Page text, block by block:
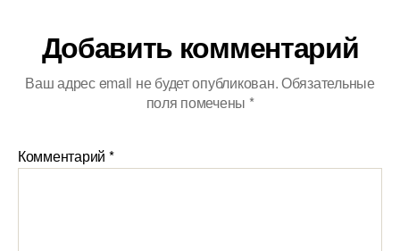
Добавить комментарий
Ваш адрес email не будет опубликован.Обязательные
поля помечены *
Комментарий *